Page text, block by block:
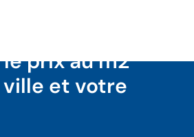
prix au m2
et votre